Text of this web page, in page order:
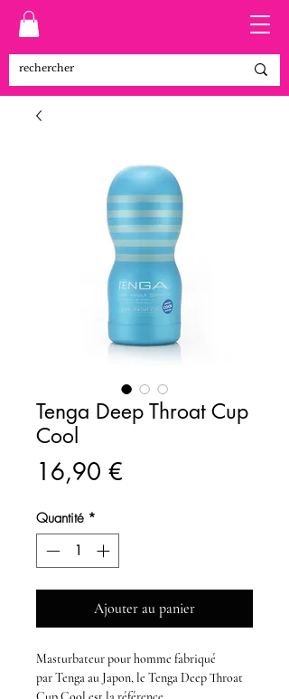
Tenga Deep Throat Cup
Cool
16,90 €
Quantité *
Ajouter au panier
Masturbateurpour homme fabriqué
parTengaau Japon, le Tenga Deep Throat